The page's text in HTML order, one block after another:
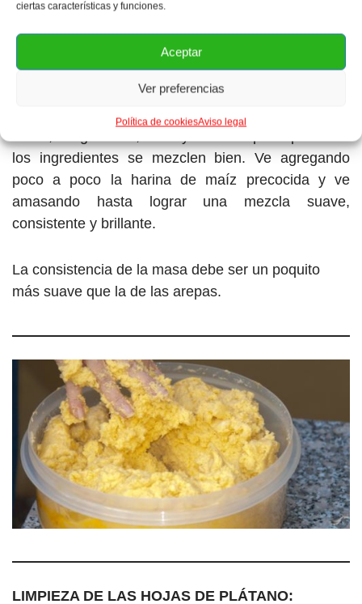
ciertas características y funciones.
Aceptar
Ver preferencias
Política de cookiesAviso legal
En un recipiente bien grande agrega el caldo de
pollo tibio, la manteca de cerdo coloreada con el
los ingredientes se mezclen bien. Ve agregando
poco a poco la harina de maíz precocida y ve
amasando hasta lograr una mezcla suave,
consistente y brillante.
La consistencia de la masa debe ser un poquito
más suave que la de las arepas.
LIMPIEZA DE LAS HOJAS DE PLÁTANO: